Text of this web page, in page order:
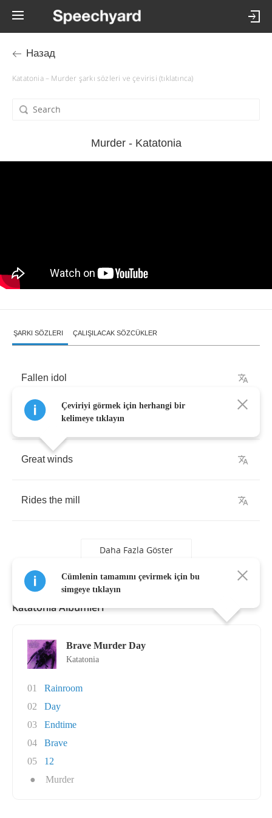
Назад
Katatonia – Murder şarkı sözleri ve çevirisi (tıklatınca)
Murder - Katatonia
ŞARKI SÖZLERI ÇALIŞILACAK SÖZCÜKLER
Fallen idol
Hanged man
Great winds
Rides the mill
Daha Fazla Göster
Çeviriyi görmek için herhangi bir
kelimeye tıklayın
Cümlenin tamamını çevirmek için bu
simgeye tıklayın
Katatonia Albümleri
Brave Murder Day
Katatonia
01
Rainroom
02
Day
03
Endtime
04
Brave
05
12
●
Murder